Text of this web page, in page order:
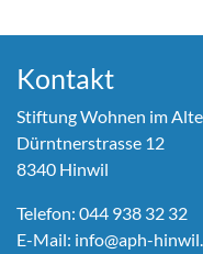
Kontakt
Stiftung Wohnen im
Dürntnerstrasse 12
8340 Hinwil
Telefon: 044 938 32 32
E-Mail: info@aph-